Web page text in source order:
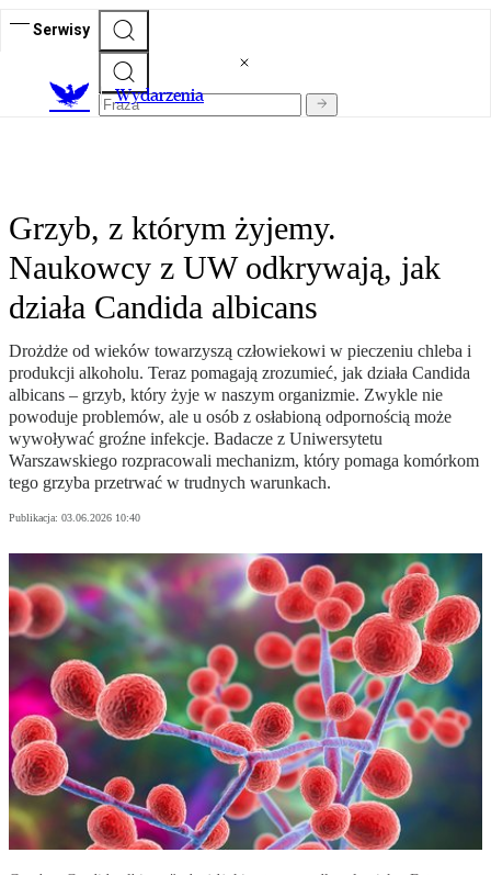
Serwisy
Wydarzenia
Grzyb, z którym żyjemy.
Naukowcy z UW odkrywają, jak
działa Candida albicans
Drożdże od wieków towarzyszą człowiekowi w pieczeniu chleba i
produkcji alkoholu. Teraz pomagają zrozumieć, jak działa Candida
albicans – grzyb, który żyje w naszym organizmie. Zwykle nie
powoduje problemów, ale u osób z osłabioną odpornością może
wywoływać groźne infekcje. Badacze z Uniwersytetu
Warszawskiego rozpracowali mechanizm, który pomaga komórkom
tego grzyba przetrwać w trudnych warunkach.
Publikacja: 03.06.2026 10:40